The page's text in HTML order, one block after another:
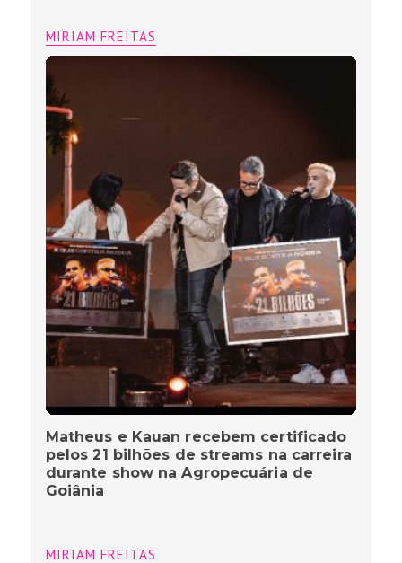
Matheus e Kauan recebem certificado
pelos 21 bilhões de streams na carreira
durante show na Agropecuária de
Goiânia
MIRIAM FREITAS